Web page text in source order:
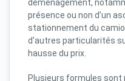
déménagement,
présence ou non d’un
stationnement du
d'autres particularités
hausse du prix.
Plusieurs formules